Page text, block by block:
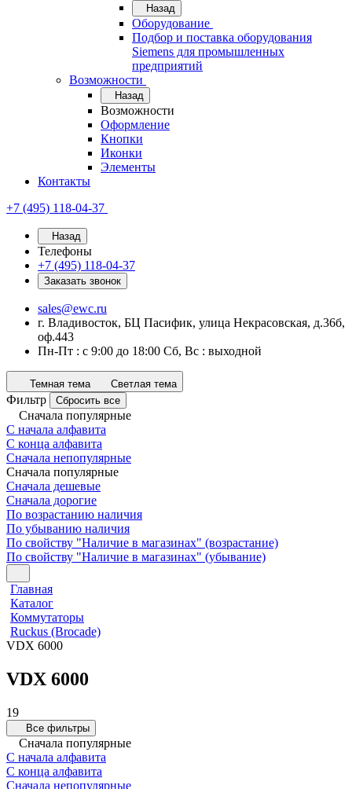
Назад
Оборудование
Подбор и поставка оборудования
Siemens для промышленных
предприятий
Возможности
Назад
Возможности
Оформление
Кнопки
Иконки
Элементы
Контакты
+7 (495) 118-04-37
Назад
Телефоны
+7 (495) 118-04-37
Заказать звонок
sales@ewc.ru
г. Владивосток, БЦ Пасифик, улица Некрасовская, д.36б,
оф.443
Пн-Пт : с 9:00 до 18:00 Сб, Вс : выходной
Темная тема Светлая тема
Фильтр Сбросить все
Сначала популярные
С начала алфавита
С конца алфавита
Сначала непопулярные
Сначала популярные
Сначала дешевые
Сначала дорогие
По возрастанию наличия
По убыванию наличия
По свойству "Наличие в магазинах" (возрастание)
По свойству "Наличие в магазинах" (убывание)
Главная
Каталог
Коммутаторы
Ruckus (Brocade)
VDX 6000
VDX 6000
19
Все фильтры
Сначала популярные
С начала алфавита
С конца алфавита
Сначала непопулярные